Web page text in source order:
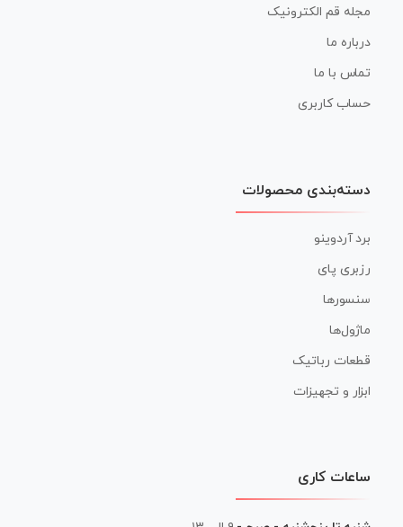
مجله قم الکترونیک
درباره ما
تماس با ما
حساب کاربری
دسته‌بندی محصولات
برد آردوینو
رزبری پای
سنسورها
ماژول‌ها
قطعات رباتیک
ابزار و تجهیزات
ساعات کاری